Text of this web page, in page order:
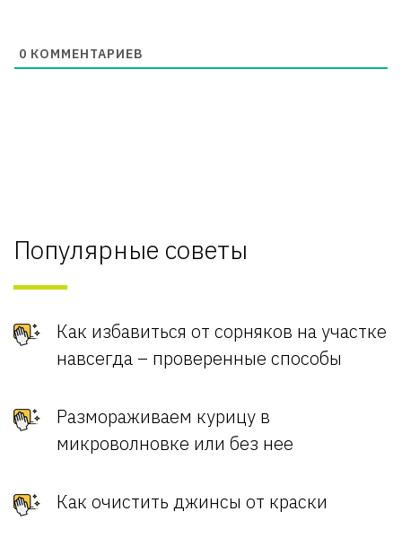
0 КОММЕНТАРИЕВ
Популярные советы
Как избавиться от сорняков на участке
навсегда – проверенные способы
Размораживаем курицу в
микроволновке или без нее
Как очистить джинсы от краски